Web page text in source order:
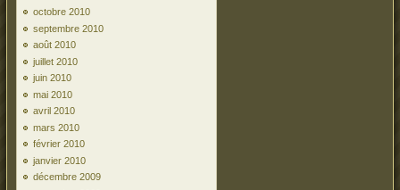
octobre 2010
septembre 2010
août 2010
juillet 2010
juin 2010
mai 2010
avril 2010
mars 2010
février 2010
janvier 2010
décembre 2009